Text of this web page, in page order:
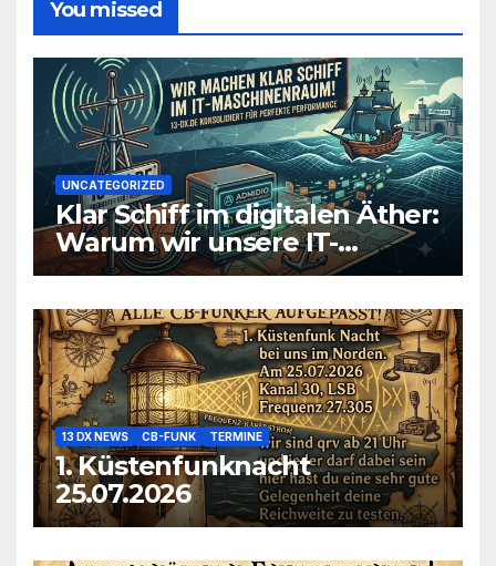
You missed
UNCATEGORIZED
Klar Schiff im digitalen Äther:
Warum wir unsere IT-
Infrastruktur konsolidieren
13 DX NEWS CB-FUNK TERMINE
1. Küstenfunknacht
25.07.2026